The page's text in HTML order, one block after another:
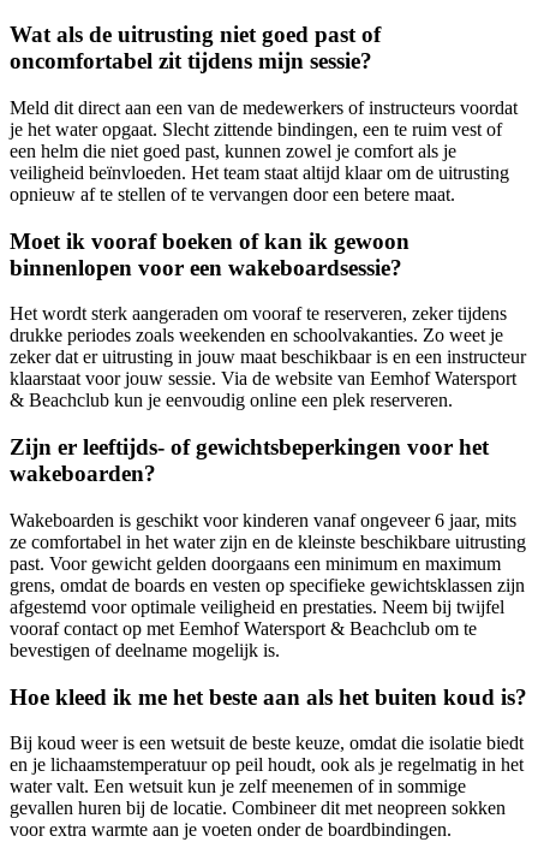
Wat als de uitrusting niet goed past of
oncomfortabel zit tijdens mijn sessie?
Meld dit direct aan een van de medewerkers of instructeurs voordat
je het water opgaat. Slecht zittende bindingen, een te ruim vest of
een helm die niet goed past, kunnen zowel je comfort als je
veiligheid beïnvloeden. Het team staat altijd klaar om de uitrusting
opnieuw af te stellen of te vervangen door een betere maat.
Moet ik vooraf boeken of kan ik gewoon
binnenlopen voor een wakeboardsessie?
Het wordt sterk aangeraden om vooraf te reserveren, zeker tijdens
drukke periodes zoals weekenden en schoolvakanties. Zo weet je
zeker dat er uitrusting in jouw maat beschikbaar is en een instructeur
klaarstaat voor jouw sessie. Via de website van Eemhof Watersport
& Beachclub kun je eenvoudig online een plek reserveren.
Zijn er leeftijds- of gewichtsbeperkingen voor het
wakeboarden?
Wakeboarden is geschikt voor kinderen vanaf ongeveer 6 jaar, mits
ze comfortabel in het water zijn en de kleinste beschikbare uitrusting
past. Voor gewicht gelden doorgaans een minimum en maximum
grens, omdat de boards en vesten op specifieke gewichtsklassen zijn
afgestemd voor optimale veiligheid en prestaties. Neem bij twijfel
vooraf contact op met Eemhof Watersport & Beachclub om te
bevestigen of deelname mogelijk is.
Hoe kleed ik me het beste aan als het buiten koud is?
Bij koud weer is een wetsuit de beste keuze, omdat die isolatie biedt
en je lichaamstemperatuur op peil houdt, ook als je regelmatig in het
water valt. Een wetsuit kun je zelf meenemen of in sommige
gevallen huren bij de locatie. Combineer dit met neopreen sokken
voor extra warmte aan je voeten onder de boardbindingen.